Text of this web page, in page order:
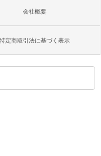
会社概要
特定商取引法に基づく表示